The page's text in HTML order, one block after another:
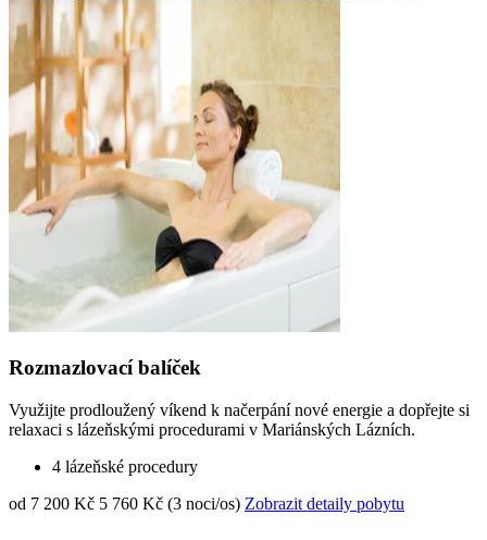
Rozmazlovací balíček
Využijte prodloužený víkend k načerpání nové energie a dopřejte si
relaxaci s lázeňskými procedurami v Mariánských Lázních.
4 lázeňské procedury
od 7 200 Kč 5 760 Kč (3 noci/os) Zobrazit detaily pobytu